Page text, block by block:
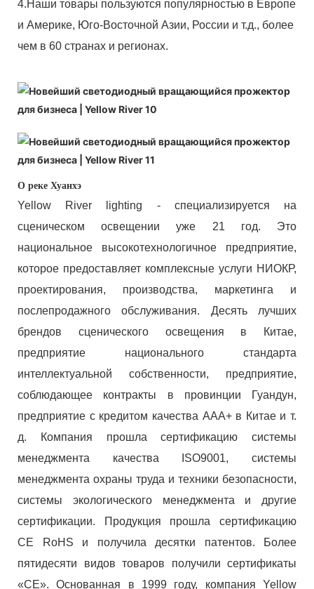
4.Наши товары пользуются популярностью в Европе
и Америке, Юго-Восточной Азии, России и т.д., более
чем в 60 странах и регионах.
О реке Хуанхэ
Yellow River lighting - специализируется на
сценическом освещении уже 21 год. Это
национальное высокотехнологичное предприятие,
которое предоставляет комплексные услуги НИОКР,
проектирования, производства, маркетинга и
послепродажного обслуживания. Десять лучших
брендов сценического освещения в Китае,
предприятие национального стандарта
интеллектуальной собственности, предприятие,
соблюдающее контракты в провинции Гуандун,
предприятие с кредитом качества AAA+ в Китае и т.
д. Компания прошла сертификацию системы
менеджмента качества ISO9001, системы
менеджмента охраны труда и техники безопасности,
системы экологического менеджмента и другие
сертификации. Продукция прошла сертификацию
CE RoHS и получила десятки патентов. Более
пятидесяти видов товаров получили сертификаты
«CE». Основанная в 1999 году, компания Yellow